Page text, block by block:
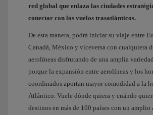
red global que enlaza las ciudades
conectar con los vuelos trasatlánticos.
De esta manera, podrá iniciar su viaje entre
Canadá, México y viceversa con cualquiera
aerolíneas disfrutando de una amplia
porque la expansión entre aerolíneas y los
coordinados aportan mayor comodidad a la
Atlántico. Vuele dónde quiera y cuándo
destinos en más de 100 países con un amplio